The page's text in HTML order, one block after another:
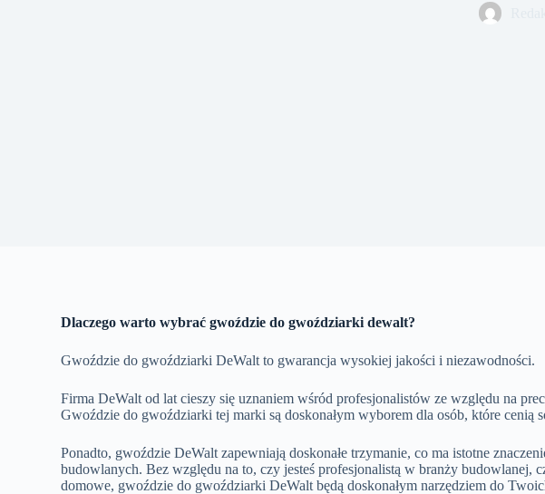
Dlaczego warto wybrać gwoździe do gwoździarki dewalt?
Gwoździe do gwoździarki DeWalt to gwarancja wysokiej jakości i niezawodności.
Firma DeWalt od lat cieszy się uznaniem wśród profesjonalistów ze względu na
Gwoździe do gwoździarki tej marki są doskonałym wyborem dla osób, które cenią
Ponadto, gwoździe DeWalt zapewniają doskonałe trzymanie, co ma istotne
budowlanych. Bez względu na to, czy jesteś profesjonalistą w branży budowlanej,
domowe, gwoździe do gwoździarki DeWalt będą doskonałym narzędziem do